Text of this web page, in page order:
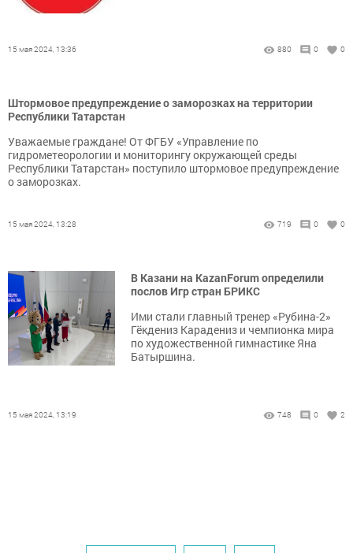
15 мая 2024, 13:36 880 0 0
Штормовое предупреждение о заморозках на территории
Республики Татарстан
Уважаемые граждане! От ФГБУ «Управление по
гидрометеорологии и мониторингу окружающей среды
Республики Татарстан» поступило штормовое предупреждение
о заморозках.
15 мая 2024, 13:28 719 0 0
В Казани на KazanForum определили
послов Игр стран БРИКС
Ими стали главный тренер «Рубина-2»
Гёкдениз Карадениз и чемпионка мира
по художественной гимнастике Яна
Батыршина.
15 мая 2024, 13:19 748 0 2